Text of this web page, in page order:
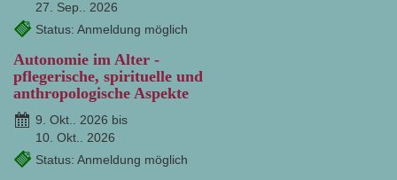
27. Sep.. 2026
Status: Anmeldung möglich
Autonomie im Alter -
pflegerische, spirituelle und
anthropologische Aspekte
9. Okt.. 2026 bis
10. Okt.. 2026
Status: Anmeldung möglich